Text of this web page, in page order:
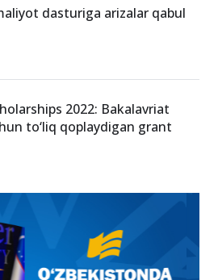
dasturiga arizalar qabul
2022: Bakalavriat
to‘liq qoplaydigan grant